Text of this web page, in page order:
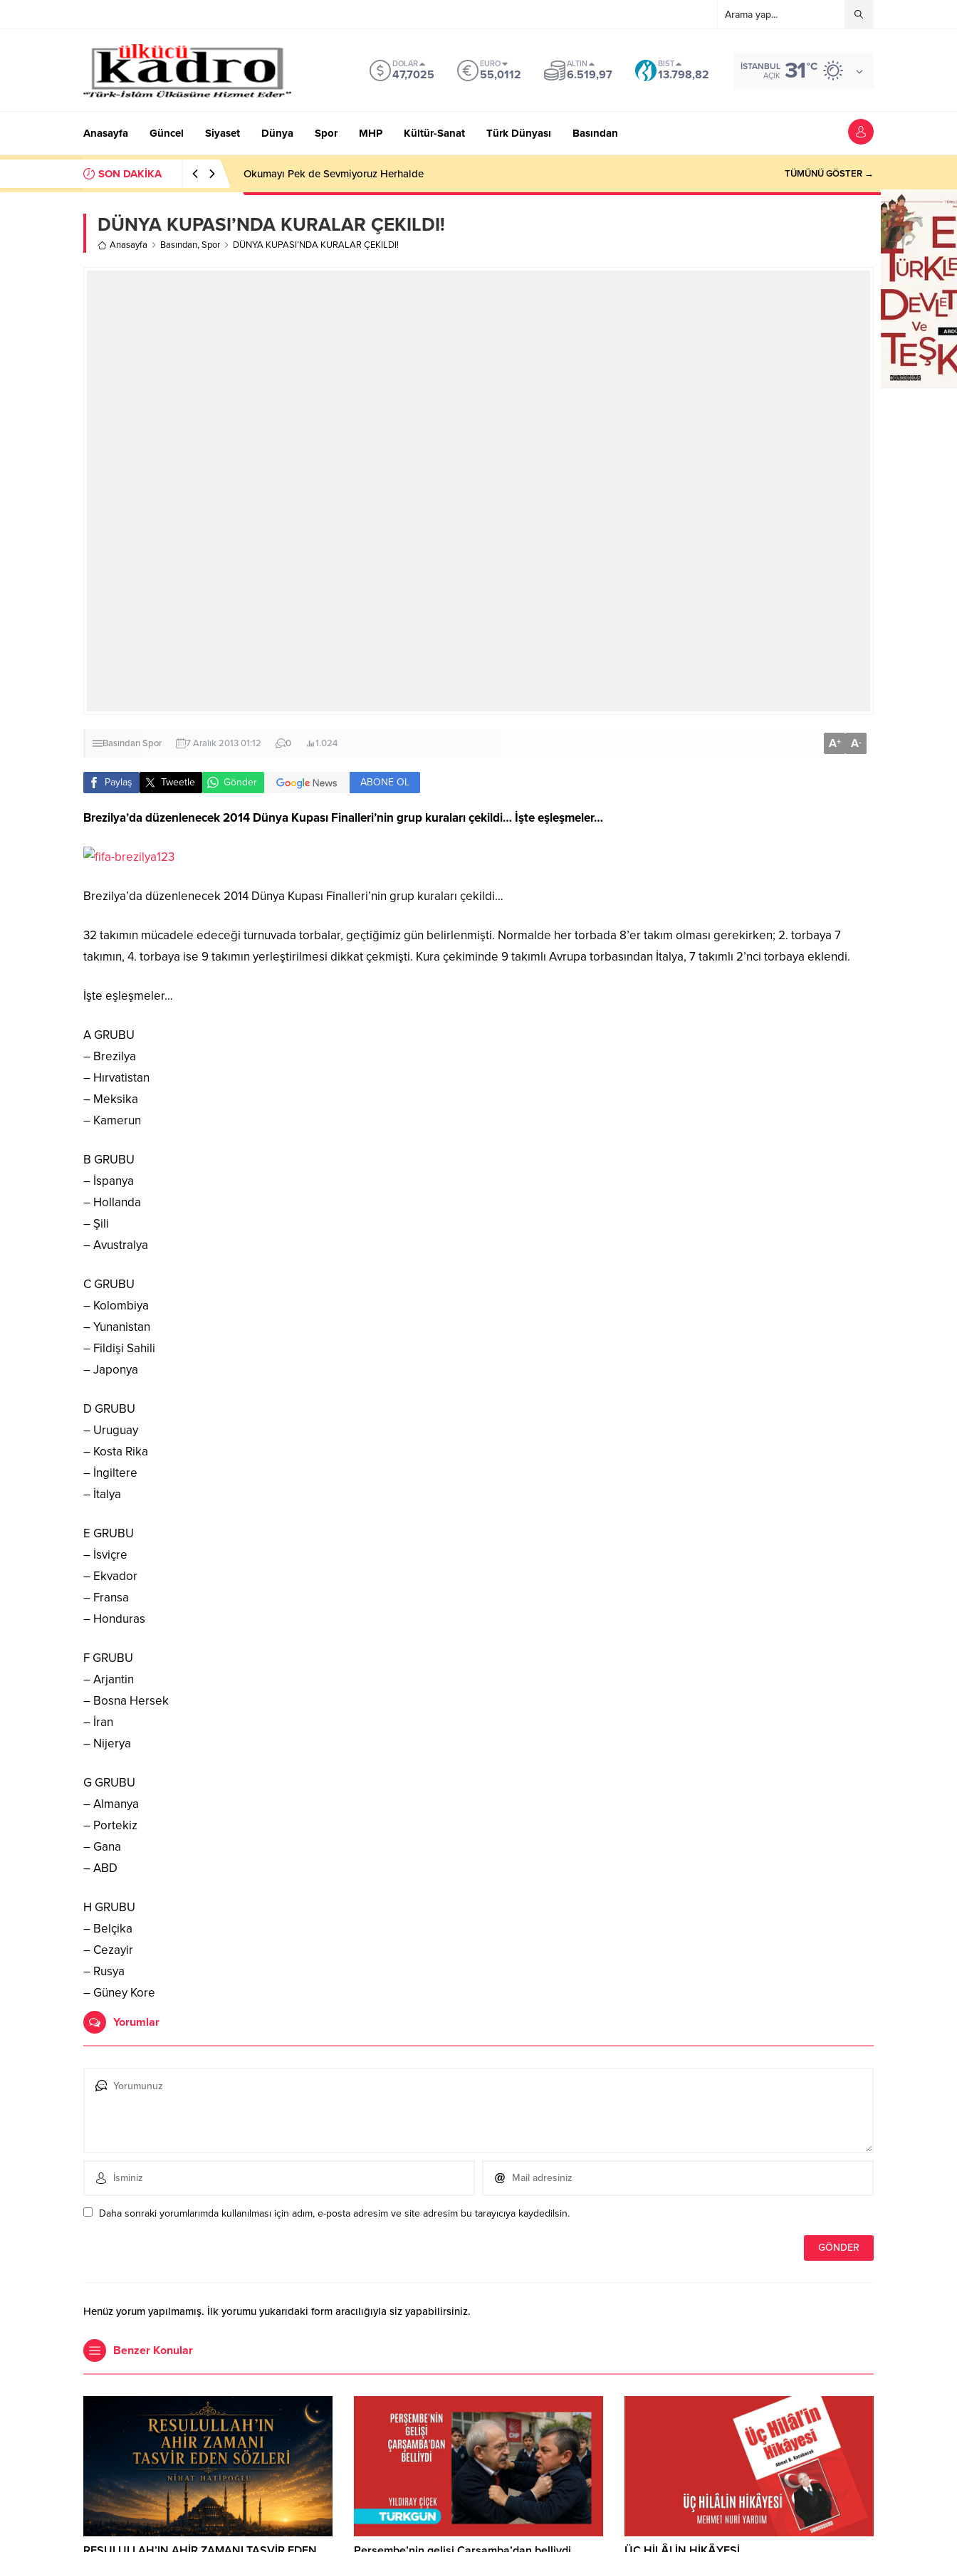
DOLAR
47,7025
EURO
55,0112
ALTIN
6.519,97
BIST
13.798,82
İSTANBUL
AÇIK 31°C
Anasayfa Güncel Siyaset Dünya Spor MHP Kültür-Sanat Türk Dünyası Basından
SON DAKİKA Okumayı Pek de Sevmiyoruz Herhalde TÜMÜNÜ GÖSTER →
DÜNYA KUPASI’NDA KURALAR ÇEKILDI!
Anasayfa Basından,Spor DÜNYA KUPASI’NDA KURALAR ÇEKILDI!
BasındanSpor 7 Aralık 2013 01:12 0 1.024 A+ A-
Paylaş Tweetle Gönder ABONE OL
Brezilya’da düzenlenecek 2014 Dünya Kupası Finalleri’nin grup kuraları çekildi… İşte eşleşmeler…
Brezilya’da düzenlenecek 2014 Dünya Kupası Finalleri’nin grup kuraları çekildi…
32 takımın mücadele edeceği turnuvada torbalar, geçtiğimiz gün belirlenmişti. Normalde her torbada 8’er takım olması gerekirken; 2. torbaya 7
takımın, 4. torbaya ise 9 takımın yerleştirilmesi dikkat çekmişti. Kura çekiminde 9 takımlı Avrupa torbasından İtalya, 7 takımlı 2’nci torbaya eklendi.
İşte eşleşmeler…
A GRUBU
– Brezilya
– Hırvatistan
– Meksika
– Kamerun
B GRUBU
– İspanya
– Hollanda
– Şili
– Avustralya
C GRUBU
– Kolombiya
– Yunanistan
– Fildişi Sahili
– Japonya
D GRUBU
– Uruguay
– Kosta Rika
– İngiltere
– İtalya
E GRUBU
– İsviçre
– Ekvador
– Fransa
– Honduras
F GRUBU
– Arjantin
– Bosna Hersek
– İran
– Nijerya
G GRUBU
– Almanya
– Portekiz
– Gana
– ABD
H GRUBU
– Belçika
– Cezayir
– Rusya
– Güney Kore
Yorumlar
Daha sonraki yorumlarımda kullanılması için adım, e-posta adresim ve site adresim bu tarayıcıya kaydedilsin.
Henüz yorum yapılmamış. İlk yorumu yukarıdaki form aracılığıyla siz yapabilirsiniz.
Benzer Konular